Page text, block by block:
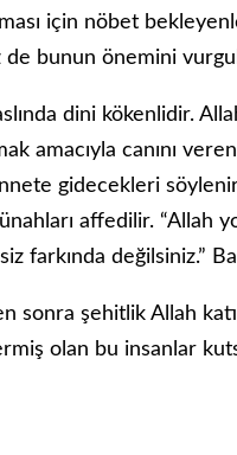
için nöbet
bunun önemini
dini kökenlidir.
amacıyla canını
gidecekleri
affedilir.
farkında değilsiniz.”
sonra şehitlik Allah
olan bu insanlar